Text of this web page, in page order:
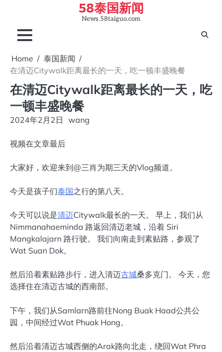
content
58泰国新闻
News.58taiguo.com
Home
泰国新闻
在清迈Citywalk距离最长的一天，吃一顿丰盛晚餐
在清迈Citywalk距离最长的一天，吃
一顿丰盛晚餐
2024年2月2日 wang
视频在文章最后
大家好，欢迎来到@三肖为期三天的Vlog频道。
今天是孩子们泰国之行的第八天。
今天可以说是清迈Citywalk最长的一天。 早上，我们从
Nimmanahaeminda 路返回清迈老城，沿着 Siri
Mangkalajarn 路行驶。 我们向南走到素贴路，参观了
Wat Suan Dok。
然后沿着素贴路步行，进入清迈古城桑多克门。 今天，您
选择住在清迈古城的西南部。
下午，我们从Samlarn路前往Nong Buak Haad公共公
园，中间经过Wat Phuak Hong。
然后沿着清迈古城西侧的Arak路向北走，绕回Wat Phra